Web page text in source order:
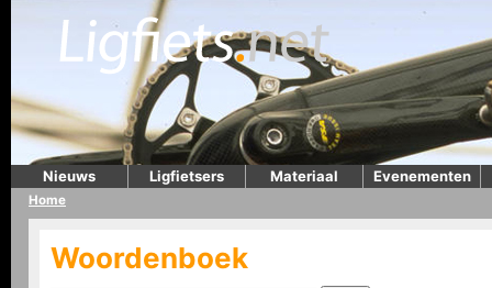
Nieuws Ligfietsers Materiaal Evenementen
Home
Woordenboek